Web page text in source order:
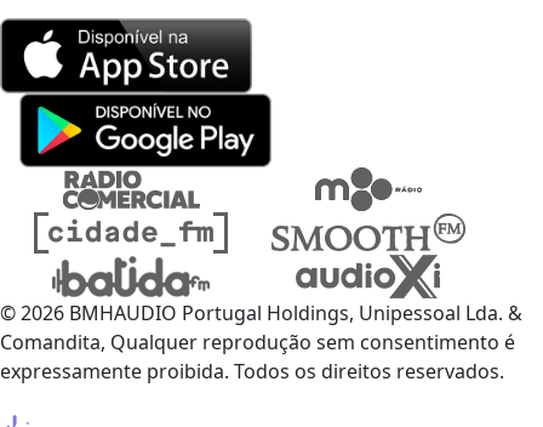
© 2026 BMHAUDIO Portugal Holdings, Unipessoal Lda. &
Comandita, Qualquer reprodução sem consentimento é
expressamente proibida. Todos os direitos reservados.